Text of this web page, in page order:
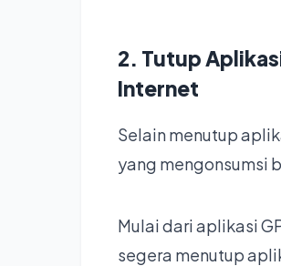
2. Tutup
Internet
Selain menutup
yang mengonsumsi
Mulai dari aplikasi
segera menutup